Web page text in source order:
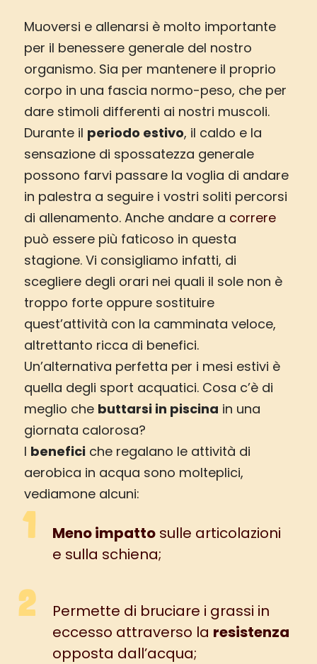
Muoversi e allenarsi è molto importante
per il benessere generale del nostro
organismo. Sia per mantenere il proprio
corpo in una fascia normo-peso, che per
dare stimoli differenti ai nostri muscoli.
Durante il periodo estivo, il caldo e la
sensazione di spossatezza generale
possono farvi passare la voglia di andare
in palestra a seguire i vostri soliti percorsi
di allenamento. Anche andare a correre
può essere più faticoso in questa
stagione. Vi consigliamo infatti, di
scegliere degli orari nei quali il sole non è
troppo forte oppure sostituire
quest’attività con la camminata veloce,
altrettanto ricca di benefici.
Un’alternativa perfetta per i mesi estivi è
quella degli sport acquatici. Cosa c’è di
meglio che buttarsi in piscina in una
giornata calorosa?
I beneficiche regalano le attività di
aerobica in acqua sono molteplici,
vediamone alcuni:
Meno impattosulle articolazioni
e sulla schiena;
Permette di bruciare i grassi in
eccesso attraverso la resistenza
opposta dall’acqua;